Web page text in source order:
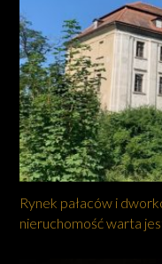
Rynek pałaców i
nieruchomość warta